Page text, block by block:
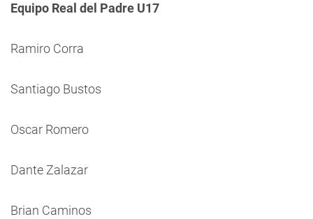
Equipo Real del Padre U17
Ramiro Corra
Santiago Bustos
Oscar Romero
Dante Zalazar
Brian Caminos